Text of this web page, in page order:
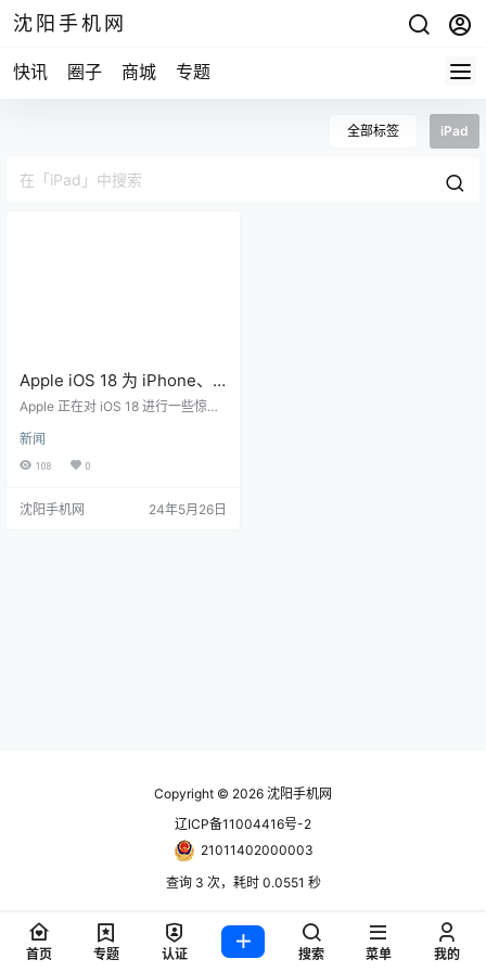
沈阳手机网
快讯 圈子 商城 专题
全部标签 iPad
Apple iOS 18 为 iPhone、
iPad 添加新功能
Apple 正在对 iOS 18 进行一些惊人
用户就可以使用。 据Tech Radar
称，主要更新与Apple Music和Quic
然将提供更平滑的音频过渡。此
新闻
108 0
沈阳手机网 24年5月26日
Copyright © 2026 沈阳手机网
辽ICP备11004416号-2
21011402000003
查询 3 次，耗时 0.0551 秒
首页 专题 认证 搜索 菜单 我的